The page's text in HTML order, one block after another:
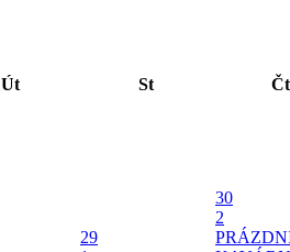
Út St Čt
29
30
2